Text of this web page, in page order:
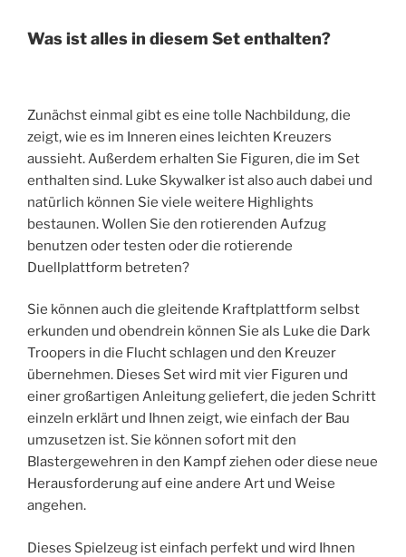
Was ist alles in diesem Set enthalten?
Zunächst einmal gibt es eine tolle Nachbildung, die
zeigt, wie es im Inneren eines leichten Kreuzers
aussieht. Außerdem erhalten Sie Figuren, die im Set
enthalten sind. Luke Skywalker ist also auch dabei und
natürlich können Sie viele weitere Highlights
bestaunen. Wollen Sie den rotierenden Aufzug
benutzen oder testen oder die rotierende
Duellplattform betreten?
Sie können auch die gleitende Kraftplattform selbst
erkunden und obendrein können Sie als Luke die Dark
Troopers in die Flucht schlagen und den Kreuzer
übernehmen. Dieses Set wird mit vier Figuren und
einer großartigen Anleitung geliefert, die jeden Schritt
einzeln erklärt und Ihnen zeigt, wie einfach der Bau
umzusetzen ist. Sie können sofort mit den
Blastergewehren in den Kampf ziehen oder diese neue
Herausforderung auf eine andere Art und Weise
angehen.
Dieses Spielzeug ist einfach perfekt und wird Ihnen